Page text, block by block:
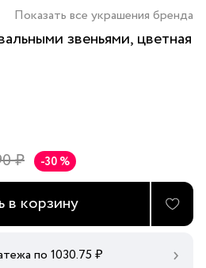
Показать все украшения бренда
звеньями, цветная
₽ -30 %
в корзину
по 1030.75 ₽